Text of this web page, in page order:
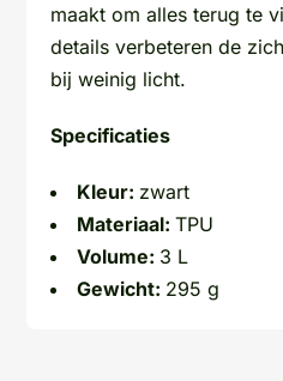
maakt om alles terug te
details verbeteren de
bij weinig licht.
Specificaties
Kleur: zwart
Materiaal:TPU
Volume: 3 L
Gewicht: 295 g